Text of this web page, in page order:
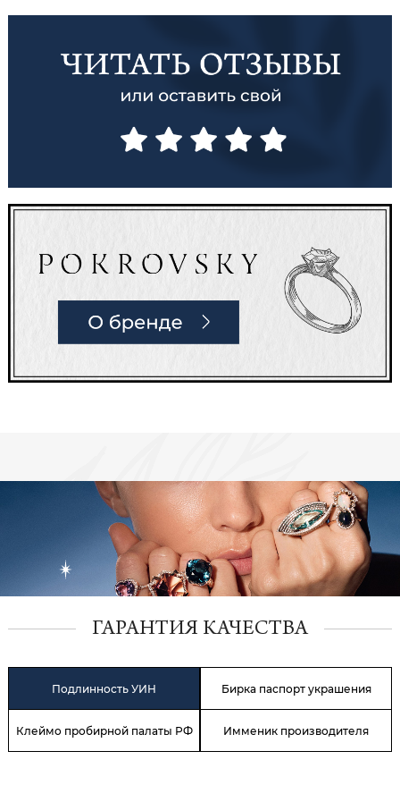
ГАРАНТИЯ КАЧЕСТВА
Подлинность УИН Бирка паспорт украшения
Клеймо пробирной палаты РФ Имменик производителя